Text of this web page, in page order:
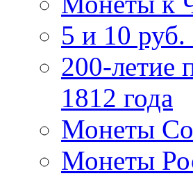
5 и 10
200-летие
1812 года
Монеты
Монеты